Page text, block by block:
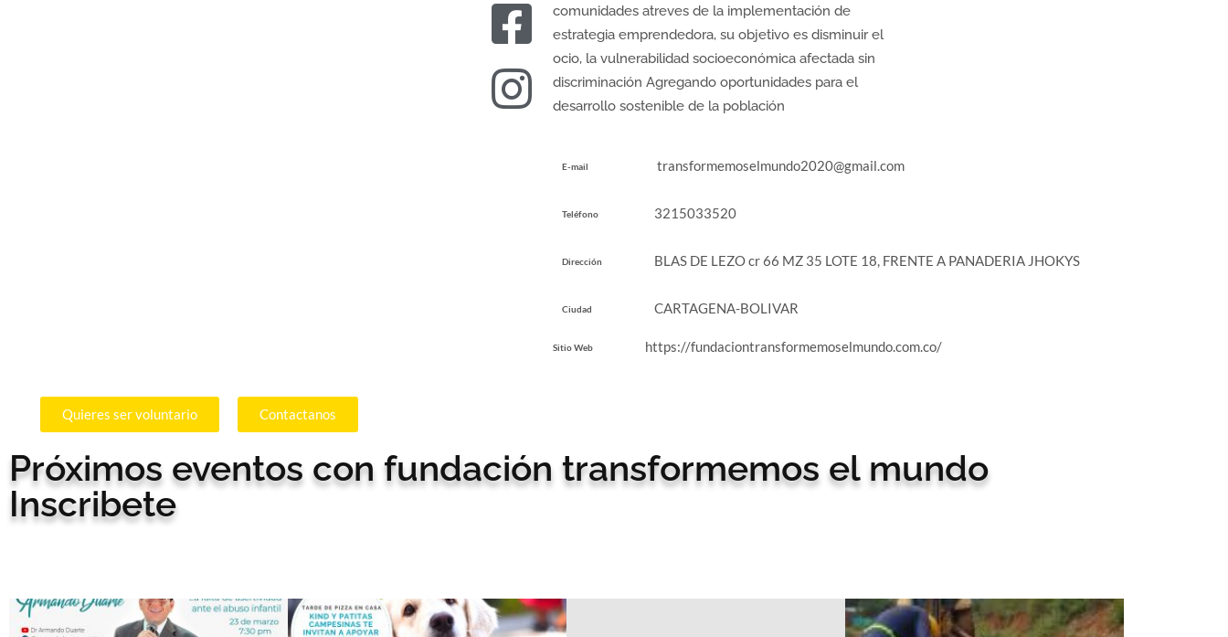
comunidades atreves de la implementación de
estrategia emprendedora, su objetivo es disminuir el
ocio, la vulnerabilidad socioeconómica afectada sin
discriminación Agregando oportunidades para el
desarrollo sostenible de la población
E-mail transformemoselmundo2020@gmail.com
Teléfono 3215033520
Dirección BLAS DE LEZO cr 66 MZ 35 LOTE 18, FRENTE A PANADERIA JHOKYS
Ciudad CARTAGENA-BOLIVAR
Sitio Web https://fundaciontransformemoselmundo.com.co/
Quieres ser voluntario Contactanos
Próximos eventos con fundación transformemos el mundo
Inscribete